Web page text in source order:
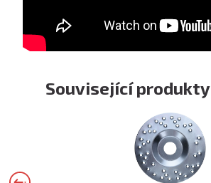
Související produkty